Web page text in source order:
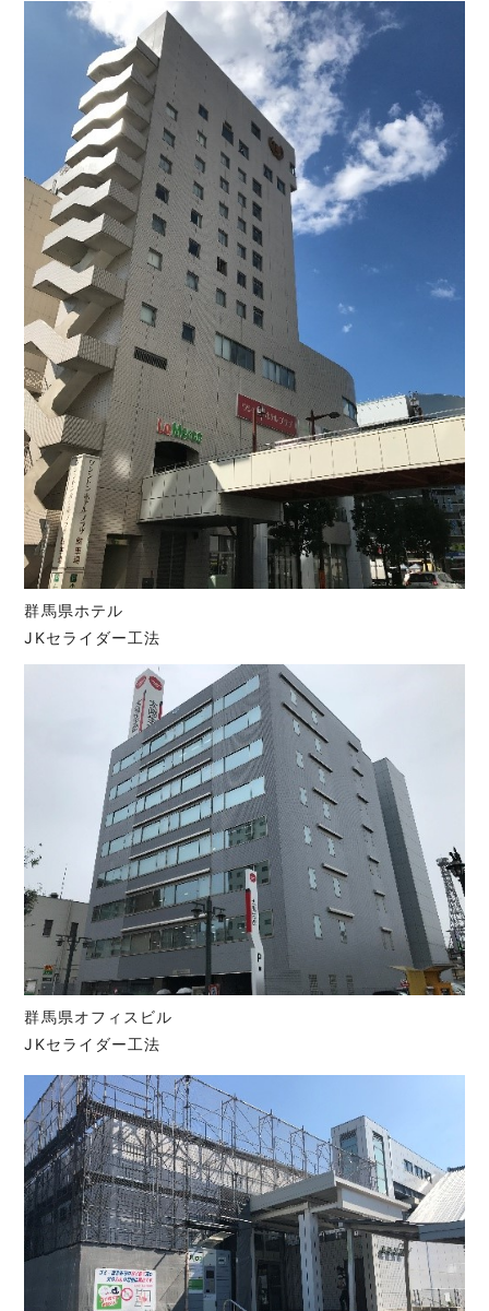
群馬県ホテル
JKセライダー工法
群馬県オフィスビル
JKセライダー工法